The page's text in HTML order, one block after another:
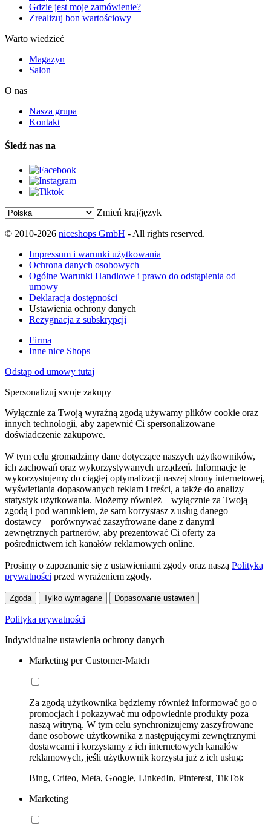
Gdzie jest moje zamówienie?
Zrealizuj bon wartościowy
Warto wiedzieć
Magazyn
Salon
O nas
Nasza grupa
Kontakt
Śledź nas na
Zmień kraj/język
© 2010-2026 niceshops GmbH - All rights reserved.
Impressum i warunki użytkowania
Ochrona danych osobowych
Ogólne Warunki Handlowe i prawo do odstąpienia od
umowy
Deklaracja dostępności
Ustawienia ochrony danych
Rezygnacja z subskrypcji
Firma
Inne nice Shops
Odstąp od umowy tutaj
Spersonalizuj swoje zakupy
Wyłącznie za Twoją wyraźną zgodą używamy plików cookie oraz
innych technologii, aby zapewnić Ci spersonalizowane
doświadczenie zakupowe.
W tym celu gromadzimy dane dotyczące naszych użytkowników,
ich zachowań oraz wykorzystywanych urządzeń. Informacje te
wykorzystujemy do ciągłej optymalizacji naszej strony internetowej,
wyświetlania dopasowanych reklam i treści, a także do analizy
statystyk użytkowania. Możemy również – wyłącznie za Twoją
zgodą i pod warunkiem, że sam korzystasz z usług danego
dostawcy – porównywać zaszyfrowane dane z danymi
zewnętrznych partnerów, aby prezentować Ci oferty za
pośrednictwem ich kanałów reklamowych online.
Prosimy o zapoznanie się z ustawieniami zgody oraz naszą Polityką
prywatności przed wyrażeniem zgody.
Zgoda Tylko wymagane Dopasowanie ustawień
Polityka prywatności
Indywidualne ustawienia ochrony danych
Marketing per Customer-Match
Za zgodą użytkownika będziemy również informować go o
promocjach i pokazywać mu odpowiednie produkty poza
naszą witryną. W tym celu synchronizujemy zaszyfrowane
dane osobowe użytkownika z następującymi zewnętrznymi
dostawcami i korzystamy z ich internetowych kanałów
reklamowych, jeśli użytkownik korzysta już z ich usług:
Bing, Criteo, Meta, Google, LinkedIn, Pinterest, TikTok
Marketing